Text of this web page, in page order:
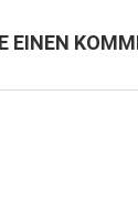
EINEN